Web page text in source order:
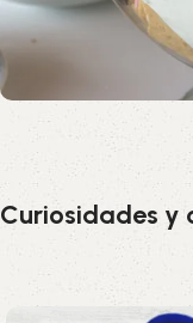
Crea tu
Te explicamos
Guía Completa
Curiosidades y